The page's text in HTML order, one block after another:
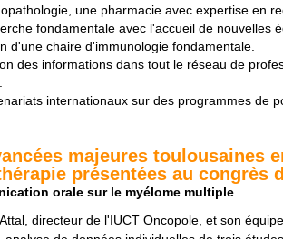
une pharmacie avec expertise en
fondamentale avec l'accueil de nouvelles
d'une chaire d'immunologie fondamentale.
des informations dans tout le réseau de
internationaux sur des programmes de
majeures toulousaines
présentées au congrès
orale sur le myélome multiple
directeur de l'IUCT Oncopole, et son